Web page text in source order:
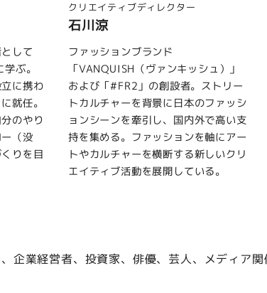
）」
トリー
ァッシ
高い支
にアー
いクリ
校歌作詞作曲
かりゆし58 前川真悟
沖縄を代表するロックバンド「かりゆ
し58」のボーカル。代表曲「アンマ
ー」は世代を超えて愛される楽曲とし
て知られ、日本全国でライブ活動を展
開。沖縄の言葉や文化、家族への想い
を歌に込め、多くの人の心を動かし続
けている。
業経営者、投資家、俳優、芸人、メディア